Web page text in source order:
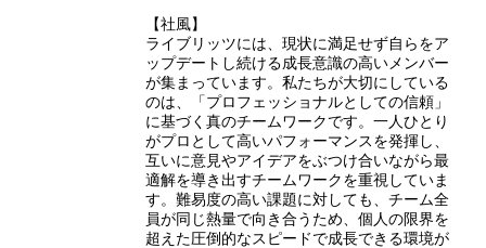
【社風】
ライブリッツには、現状に満足せず自らをア
ップデートし続ける成長意識の高いメンバー
が集まっています。私たちが大切にしている
のは、「プロフェッショナルとしての信頼」
に基づく真のチームワークです。一人ひとり
がプロとして高いパフォーマンスを発揮し、
互いに意見やアイデアをぶつけ合いながら最
適解を導き出すチームワークを重視していま
す。難易度の高い課題に対しても、チーム全
員が同じ熱量で向き合うため、個人の限界を
超えた圧倒的なスピードで成長できる環境が